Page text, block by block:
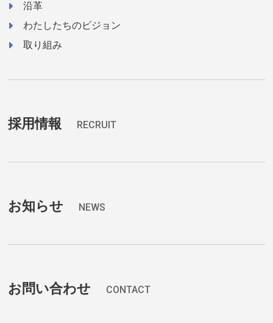
沿革
わたしたちのビジョン
取り組み
採用情報 RECRUIT
お知らせ NEWS
お問い合わせ CONTACT